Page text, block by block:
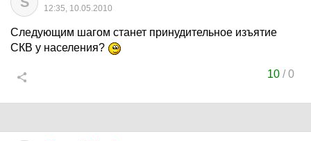
12:35, 10.05.2010
Следующим шагом станет принудительное изъятие
СКВ у населения?
10 /0